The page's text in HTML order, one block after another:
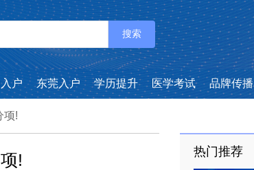
搜索
户 东莞入户 学历提升 医学考试 品牌传播
项!
! 热门推荐